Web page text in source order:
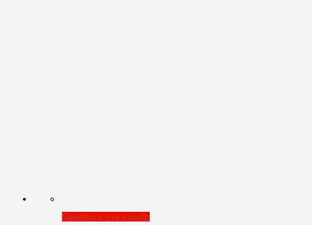
Προσθήκη στο καλάθι